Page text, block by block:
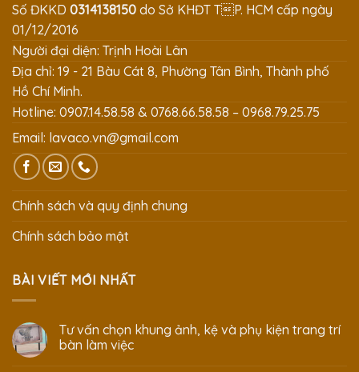
Số ĐKKD 0314138150 do Sở KHĐT TP. HCM cấp ngày
01/12/2016
Người đại diện: Trịnh Hoài Lân
Địa chỉ: 19 - 21 Bàu Cát 8, Phường Tân Bình, Thành phố
Hồ Chí Minh.
Hotline: 0907.14.58.58 & 0768.66.58.58 – 0968.79.25.75
Email: lavaco.vn@gmail.com
Chính sách và quy định chung
Chính sách bảo mật
BÀI VIẾT MỚI NHẤT
Tư vấn chọn khung ảnh, kệ và phụ kiện trang trí
bàn làm việc